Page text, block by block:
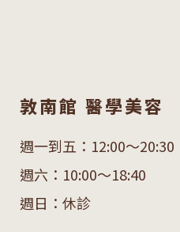
敦南館 醫學美容
週一到五：12:00～20:30
週六：10:00～18:40
週日：休診